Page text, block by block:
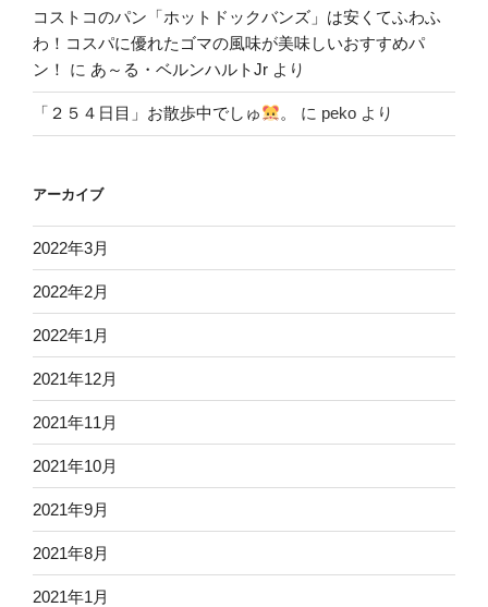
コストコのパン「ホットドックバンズ」は安くてふわふ
わ！コスパに優れたゴマの風味が美味しいおすすめパ
ン！
に あ～る・ベルンハルトJr より
「２５４日目」お散歩中でしゅ 。 に peko より
アーカイブ
2022年3月
2022年2月
2022年1月
2021年12月
2021年11月
2021年10月
2021年9月
2021年8月
2021年1月